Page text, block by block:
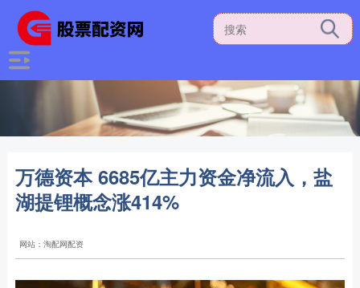
万德资本 6685亿主力资金净流入，盐
湖提锂概念涨414%
网站：淘配网配资